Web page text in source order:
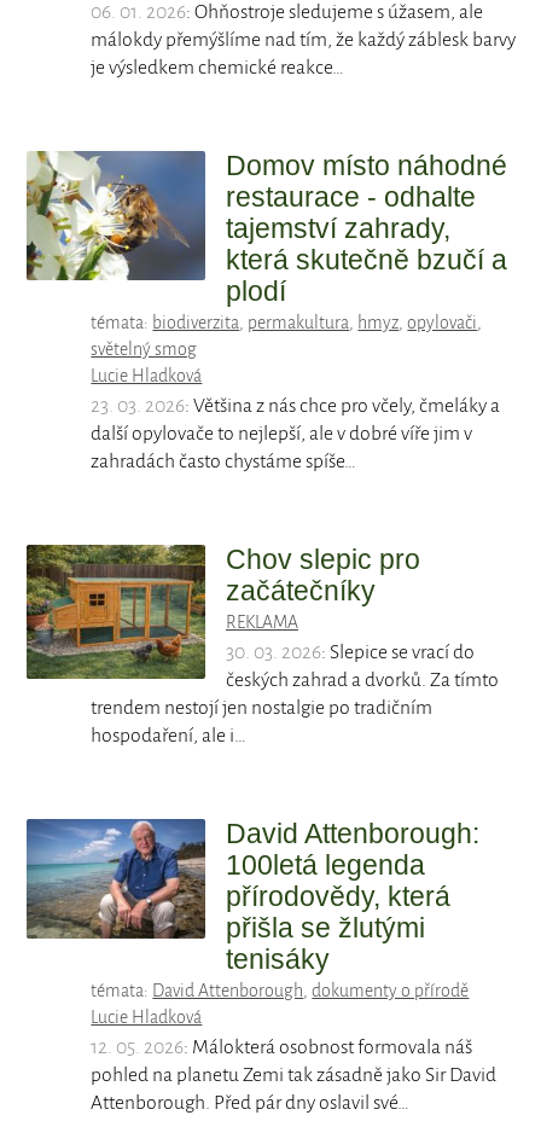
06. 01. 2026: Ohňostroje sledujeme s úžasem, ale
málokdy přemýšlíme nad tím, že každý záblesk barvy
je výsledkem chemické reakce…
Domov místo náhodné
restaurace - odhalte
tajemství zahrady,
která skutečně bzučí a
plodí
témata: biodiverzita, permakultura, hmyz,opylovači,
světelný smog
Lucie Hladková
23. 03. 2026: Většina z nás chce pro včely, čmeláky a
další opylovače to nejlepší, ale v dobré víře jim v
zahradách často chystáme spíše…
Chov slepic pro
začátečníky
REKLAMA
30. 03. 2026: Slepice se vrací do
českých zahrad a dvorků. Za tímto
trendem nestojí jen nostalgie po tradičním
hospodaření, ale i…
David Attenborough:
100letá legenda
přírodovědy, která
přišla se žlutými
tenisáky
témata: David Attenborough,dokumenty o přírodě
Lucie Hladková
12. 05. 2026: Málokterá osobnost formovala náš
pohled na planetu Zemi tak zásadně jako Sir David
Attenborough. Před pár dny oslavil své…